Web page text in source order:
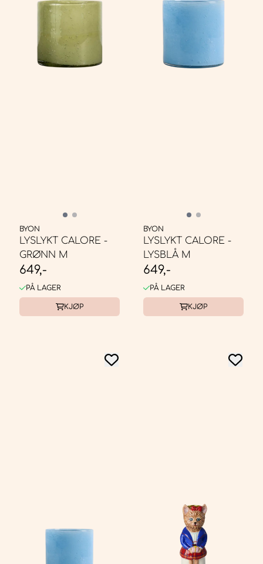
BYON
LYSLYKT CALORE -
GRØNN M
649,-
PÅ LAGER
KJØP
BYON
LYSLYKT CALORE -
LYSBLÅ M
649,-
PÅ LAGER
KJØP